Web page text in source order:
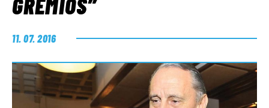
FUERA DE MEGÁFONO
EL LADO «G»
11. 07. 2016